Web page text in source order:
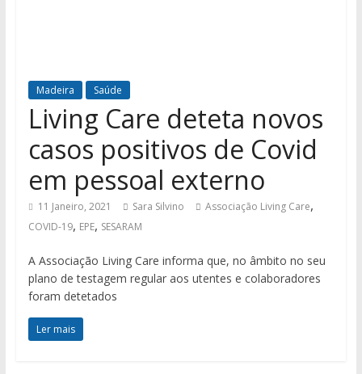
Madeira Saúde
Living Care deteta novos
casos positivos de Covid
em pessoal externo
11 Janeiro, 2021 Sara Silvino Associação Living Care,
COVID-19, EPE, SESARAM
A Associação Living Care informa que, no âmbito no seu
plano de testagem regular aos utentes e colaboradores
foram detetados
Ler mais